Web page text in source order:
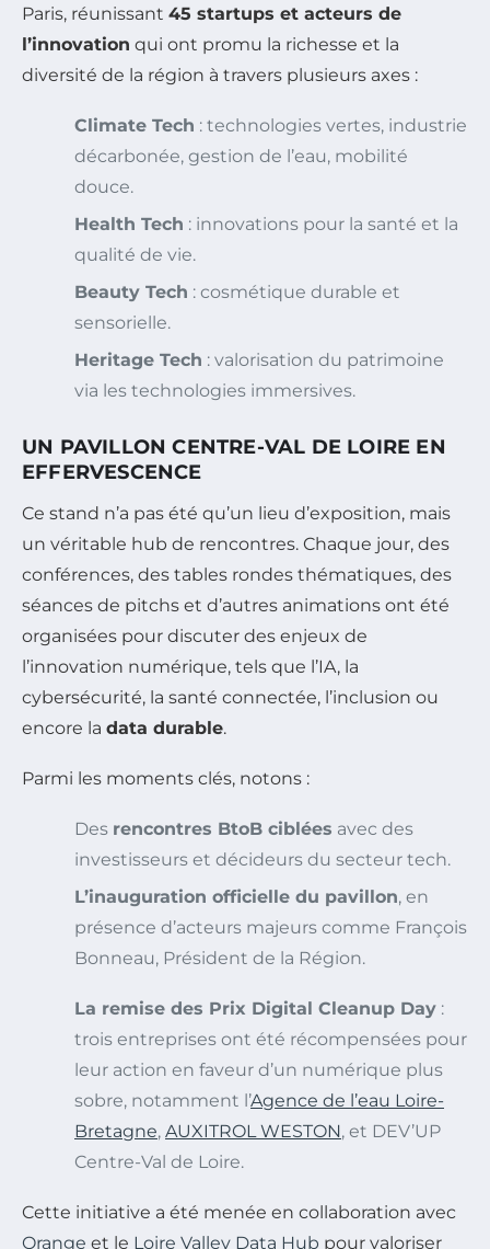
Paris, réunissant 45 startups et acteurs de
l’innovation qui ont promu la richesse et la
diversité de la région à travers plusieurs axes :
Climate Tech : technologies vertes, industrie
décarbonée, gestion de l’eau, mobilité
douce.
Health Tech : innovations pour la santé et la
qualité de vie.
Beauty Tech : cosmétique durable et
sensorielle.
Heritage Tech : valorisation du patrimoine
via les technologies immersives.
UN PAVILLON CENTRE-VAL DE LOIRE EN
EFFERVESCENCE
Ce stand n’a pas été qu’un lieu d’exposition, mais
un véritable hub de rencontres. Chaque jour, des
conférences, des tables rondes thématiques, des
séances de pitchs et d’autres animations ont été
organisées pour discuter des enjeux de
l’innovation numérique, tels que l’IA, la
cybersécurité, la santé connectée, l’inclusion ou
encore la data durable.
Parmi les moments clés, notons :
Des rencontres BtoB ciblées avec des
investisseurs et décideurs du secteur tech.
L’inauguration officielle du pavillon, en
présence d’acteurs majeurs comme François
Bonneau, Président de la Région.
La remise des Prix Digital Cleanup Day :
trois entreprises ont été récompensées pour
leur action en faveur d’un numérique plus
sobre, notamment l’Agence de l’eau Loire-
Bretagne, AUXITROL WESTON, et DEV’UP
Centre-Val de Loire.
Cette initiative a été menée en collaboration avec
Orange et le Loire Valley Data Hub pour valoriser